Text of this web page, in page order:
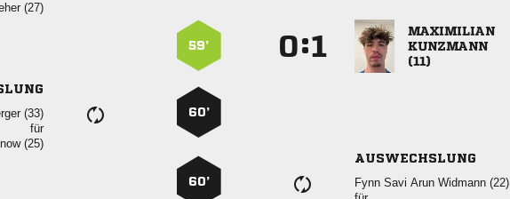

59’ :




für

60’
60’
AUSWECHSLUNG
    